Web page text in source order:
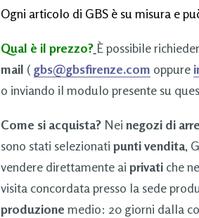
Ogni articolo di GBS è su misura e
Qual è il prezzo? È possibile
mail ( gbs@gbsfirenze.com oppure
o inviando il modulo presente su
Come si acquista?Nei negozi di
sono stati selezionati punti vendita,
vendere direttamente ai privatiche
visita concordata presso la sede
produzione medio: 20 giorni dalla